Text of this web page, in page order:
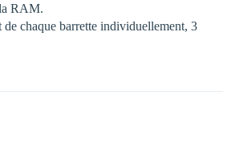
RAM.
de chaque barrette individuellement, 3